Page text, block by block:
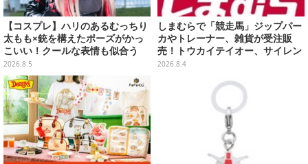
【コスプレ】ハリのあるむっちり
太もも×銃を構えたポーズがかっ
こいい！クールな表情も似合う
『NIKKE』ラピの美女レイヤーに
注目【写真7枚】
2026.8.5
しまむらで「競走馬」ジップパー
カやトレーナー、雑貨が受注販
売！トウカイテイオー、サイレン
ススズカなど名馬5頭をデザイン
2026.8.4